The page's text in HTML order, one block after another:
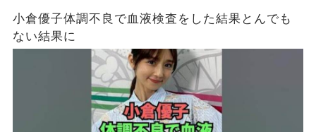
小倉優子体調不良で血液検査をした結果とんでも
ない結果に